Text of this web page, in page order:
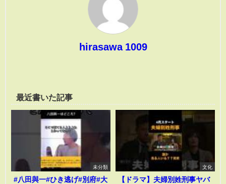
hirasawa 1009
最近書いた記事
未分類
#八田與一#ひき逃げ#別府#大
文化
【ドラマ】夫婦別姓刑事ヤバ